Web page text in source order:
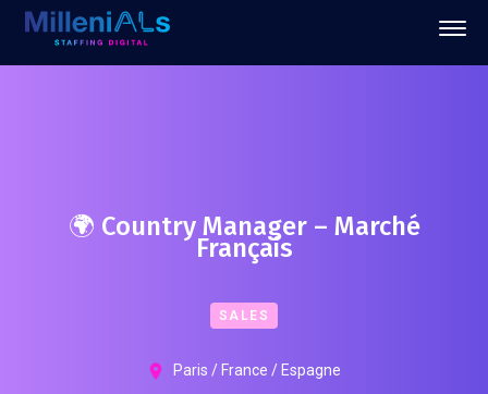
🌍 Country Manager – Marché
Français
SALES
Paris / France / Espagne